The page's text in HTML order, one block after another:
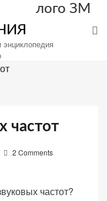
энциклопедия
частот
2 Comments
частот?